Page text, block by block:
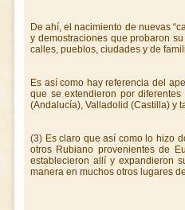
De ahí, el nacimiento de nuevas
y demostraciones que probaron
calles, pueblos, ciudades y de
Es así como hay referencia del
que se extendieron por
(Andalucía), Valladolid (Castilla) y
(3) Es claro que así como lo hizo
otros Rubiano provenientes de
establecieron allí y expandieron
manera en muchos otros lugares